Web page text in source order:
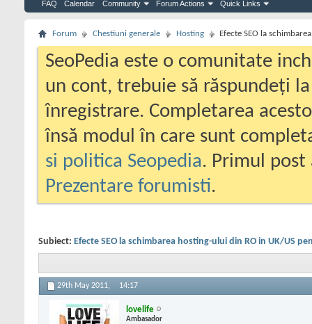
FAQ Calendar Community Forum Actions Quick Links
Forum Chestiuni generale Hosting Efecte SEO la
SeoPedia este o comunitate
un cont, trebuie să răspundeți
înregistrare. Completarea
însă modul în care sunt
si politica Seopedia. Primul
Prezentare forumisti.
Subiect: Efecte SEO la schimbarea hosting-ului din RO in UK/US
29th May 2011, 14:17
lovelife
Ambasador